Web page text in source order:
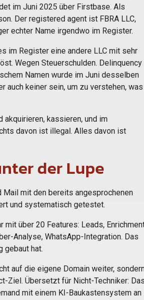
im Juni 2025 über Firstbase. Als
Der registered agent ist FBRA LLC,
echter Name irgendwo im Register.
im Register eine andere LLC mit sehr
Wegen Steuerschulden. Delinquency
Namen wurde im Juni desselben
auch keiner sein, um zu verstehen, was
kassieren, und im
davon ist illegal. Alles davon ist
der Lupe
mit den bereits angesprochenen
und systematisch getestet.
über 20 Features: Leads,
Analyse, WhatsApp-Integration. Das
gebaut hat.
auf die eigene Domain weiter,
Ziel. Übersetzt für Nicht-Techniker:
mit einem KI-Baukastensystem an